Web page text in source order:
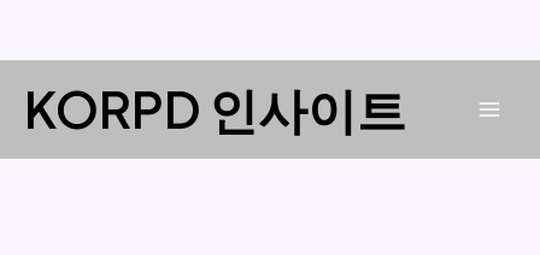
KORPD 인사이트